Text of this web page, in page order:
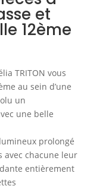
et
12ème
TRITON vous
au sein d’une
un
une belle
prolongé
avec chacune leur
entièrement